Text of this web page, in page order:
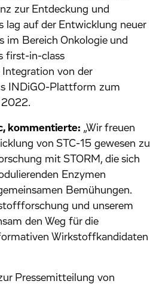
zur Entdeckung und
lag auf der Entwicklung neuer
im Bereich Onkologie und
first-in-class
von der
INDiGO-Plattform zum
2022.
kommentierte: „Wir freuen
von STC-15 gewesen zu
mit STORM, die sich
Enzymen
Bemühungen.
und unserem
den Weg für die
Wirkstoffkandidaten
Pressemitteilung von